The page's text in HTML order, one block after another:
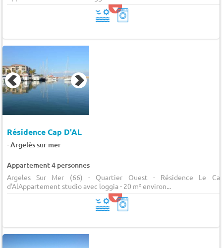
Résidence Cap D'AL
-Argelès sur mer
Appartement 4 personnes
Argeles Sur Mer (66) - Quartier Ouest - Résidence Le
d'AlAppartement studio avec loggia - 20 m² environ...